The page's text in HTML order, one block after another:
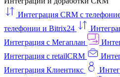
Интеграция CRM с
телефонии и Bitrix24
Интеграция с Мегаплан
Интеграция с retailCRM
Интеграция Клиентикс